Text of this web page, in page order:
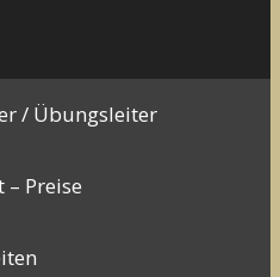
/ Übungsleiter
Preise